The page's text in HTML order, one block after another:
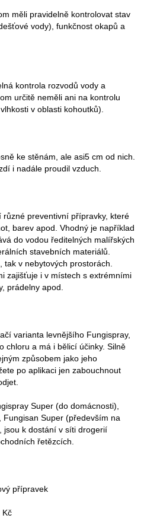
měli pravidelně kontrolovat stav
vody), funkčnost okapů a
kontrola rozvodů vody a
určitě neměli ani na kontrolu
v oblasti kohoutků).
ke stěnám, ale asi5 cm od nich.
i nadále proudil vzduch.
preventivní přípravky, které
barev apod. Vhodný je například
do vodou ředitelných malířských
stavebních materiálů.
tak v nebytových prostorách.
zajišťuje i v místech s extrémními
prádelny apod.
varianta levnějšího Fungispray,
chloru a má i bělicí účinky. Silně
způsobem jako jeho
po aplikaci jen zabouchnout
Super (do domácnosti),
Super (především na
jsou k dostání v síti drogerií
řetězcích.
přípravek
Kč